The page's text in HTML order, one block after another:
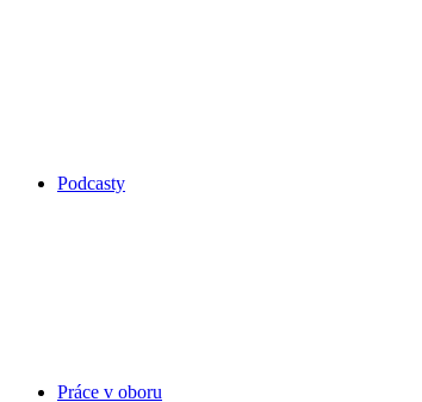
Podcasty
Práce v oboru